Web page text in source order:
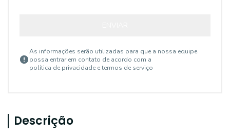
As informações serão utilizadas para que a nossa equipe
possa entrar em contato de acordo com a
política de privacidade e termos de serviço
Descrição